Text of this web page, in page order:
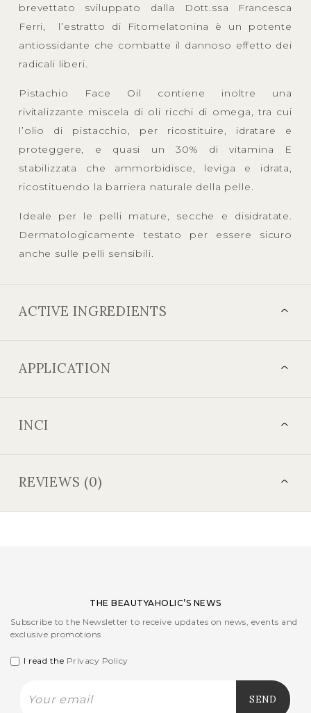
brevettato sviluppato dalla Dott.ssa Francesca
Ferri, l’estratto di Fitomelatonina è un potente
antiossidante che combatte il dannoso effetto dei
radicali liberi.
Pistachio Face Oil contiene inoltre una
rivitalizzante miscela di oli ricchi di omega, tra cui
l’olio di pistacchio, per ricostituire, idratare e
proteggere, e quasi un 30% di vitamina E
stabilizzata che ammorbidisce, leviga e idrata,
ricostituendo la barriera naturale della pelle.
Ideale per le pelli mature, secche e disidratate.
Dermatologicamente testato per essere sicuro
anche sulle pelli sensibili.
ACTIVE INGREDIENTS
APPLICATION
INCI
REVIEWS (0)
THE BEAUTYAHOLIC’S NEWS
Subscribe to the Newsletter to receive updates on news, events and
exclusive promotions
I read the Privacy Policy